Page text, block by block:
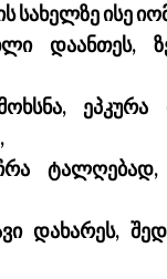
სახელზე ისე
დაანთეს,
ეპკურა
ტალღებად,
დახარეს,